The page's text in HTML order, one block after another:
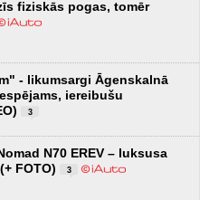
fiziskās pogas, tomēr
- likumsargi Āgenskalnā
iereibušu
3
N70 EREV – luksusa
FOTO)
3